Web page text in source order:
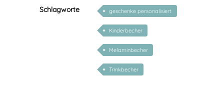
Schlagworte
geschenke personalisiert
kinder
Kinderbecher
Melaminbecher
Trinkbecher